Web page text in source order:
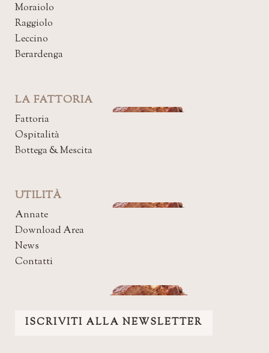
Moraiolo
Raggiolo
Leccino
Berardenga
LA FATTORIA
Fattoria
Ospitalità
Bottega & Mescita
UTILITÀ
Annate
Download Area
News
Contatti
ISCRIVITI ALLA NEWSLETTER